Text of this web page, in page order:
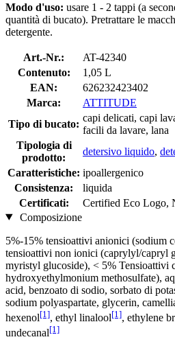
Modo d'uso: usare 1 - 2 tappi (a
quantità di bucato). Pretrattare le
detergente.
Art.-Nr.:
AT-42340
Contenuto:
1,05 L
EAN:
626232423402
Marca:
ATTITUDE
Tipo di bucato:
capi delicati, capi
facili da lavare, lana
Tipologia di
prodotto:
detersivo liquido,
Caratteristiche: ipoallergenico
Consistenza:
liquida
Certificati:
Certified Eco Logo,
Composizione
5%-15% tensioattivi anionici (sodium
tensioattivi non ionici (caprylyl/capryl
myristyl glucoside), < 5% Tensioattivi
hydroxyethylmonium methosulfate),
acid, benzoato di sodio, sorbato di
sodium polyaspartate, glycerin,
hexenol[1], ethyl linalool[1], ethylene
undecanal[1]